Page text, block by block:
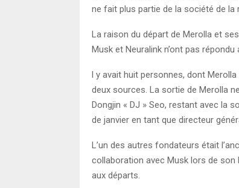
ne fait plus partie de la société de la
La raison du départ de Merolla et
Musk et Neuralink n’ont pas
l y avait huit personnes, dont
deux sources. La sortie de Merolla
Dongjin « DJ » Seo, restant avec la
de janvier en tant que directeur
L’un des autres fondateurs était
collaboration avec Musk lors de son
aux départs.